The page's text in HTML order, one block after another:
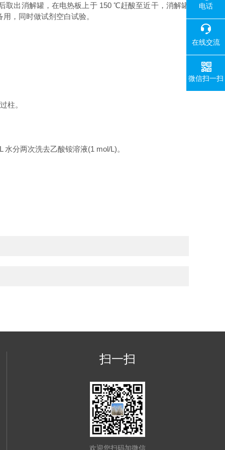
出消解罐，在电热板上于 150 ℃赶酸至近干，消解罐
，同时做试剂空白试验。
柱。
分两次洗去乙酸铵溶液(1 mol/L)。
扫一扫
欢迎您扫码加微信
电话
在线交流
微信扫一扫